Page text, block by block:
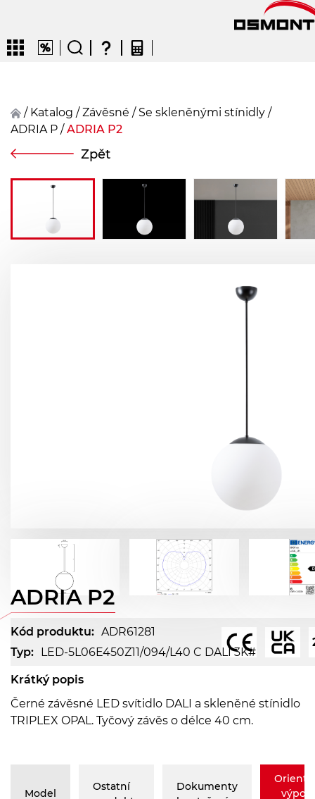
CZENDE FRFIN
/ Katalog / závěsné / Se skleněnými stínidly /
ADRIA P / ADRIA P2
Zpět
ADRIA P2
Kód produktu: ADR61281
Typ: LED-5L06E450Z11/094/L40 C DALI 3K#
Krátký popis
Černé závěsné LED svítidlo DALI a skleněné stínidlo
TRIPLEX OPAL. Tyčový závěs o délce 40 cm.
Model
Ostatní
Dokumenty